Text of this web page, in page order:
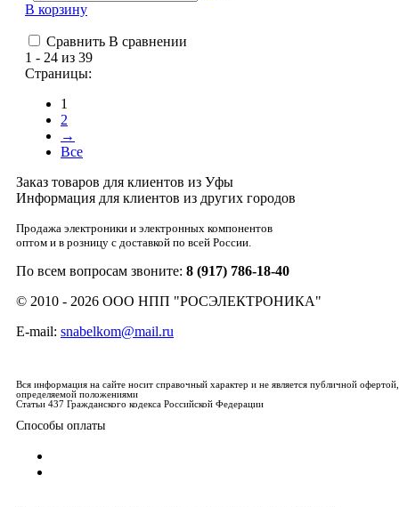
В корзину
Сравнить В сравнении
1 - 24 из 39
Страницы:
1
2
→
Все
Заказ товаров для клиентов из Уфы
Информация для клиентов из других городов
Продажа электроники и электронных компонентов
оптом и в розницу с доставкой по всей России.
По всем вопросам звоните: 8 (917) 786-18-40
© 2010 - 2026 ООО НПП "РОСЭЛЕКТРОНИКА"
E-mail: snabelkom@mail.ru
Вся информация на сайте носит справочный характер и не является публичной офертой,
определяемой положениями
Статьи 437 Гражданского кодекса Российской Федерации
Способы оплаты